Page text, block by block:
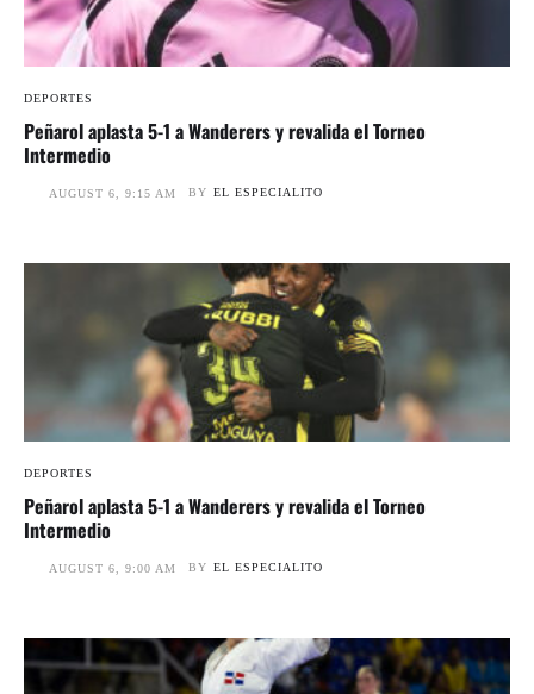
DEPORTES
Peñarol aplasta 5-1 a Wanderers y revalida el Torneo
Intermedio
AUGUST 6, 9:15 AM BY EL ESPECIALITO
DEPORTES
Peñarol aplasta 5-1 a Wanderers y revalida el Torneo
Intermedio
AUGUST 6, 9:00 AM BY EL ESPECIALITO